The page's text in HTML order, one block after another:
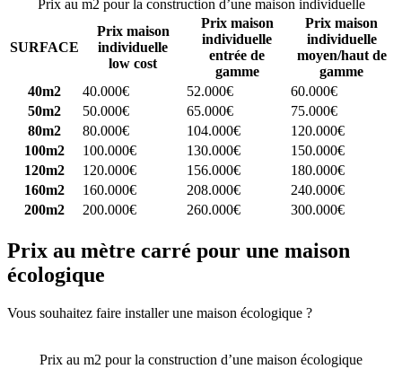
Prix au m2 pour la construction d’une maison individuelle
SURFACE
Prix maison
individuelle
low cost
Prix maison
individuelle
entrée de
gamme
Prix maison
individuelle
moyen/haut de
gamme
40m2
40.000€ 52.000€
60.000€
50m2
50.000€ 65.000€
75.000€
80m2
80.000€ 104.000€
120.000€
100m2
100.000€ 130.000€
150.000€
120m2
120.000€ 156.000€
180.000€
160m2
160.000€ 208.000€
240.000€
200m2
200.000€ 260.000€ 300.000€
Prix au mètre carré pour une maison
écologique
Vous souhaitez faire installer une maison écologique ?
Prix au m2 pour la construction d’une maison écologique